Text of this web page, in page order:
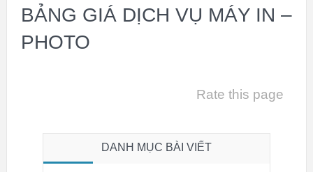
BẢNG GIÁ DỊCH VỤ MÁY IN –
PHOTO
Rate this page
DANH MỤC BÀI VIẾT